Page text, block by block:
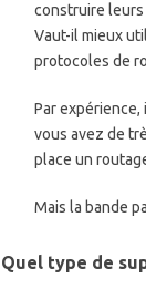
construire leurs
Vaut-il mieux
protocoles de
Par
vous avez de
place un
Mais la bande
Quel type de